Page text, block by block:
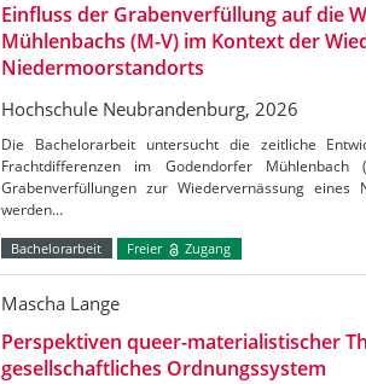
Einfluss der Grabenverfüllung auf die
Mühlenbachs (M-V) im Kontext der
Niedermoorstandorts
Hochschule Neubrandenburg, 2026
Die Bachelorarbeit untersucht die zeitliche
Frachtdifferenzen im Godendorfer Mühlenbach
Grabenverfüllungen zur Wiedervernässung
werden…
Bachelorarbeit Freier Zugang
Mascha Lange
Perspektiven queer-materialistischer
gesellschaftliches Ordnungssystem